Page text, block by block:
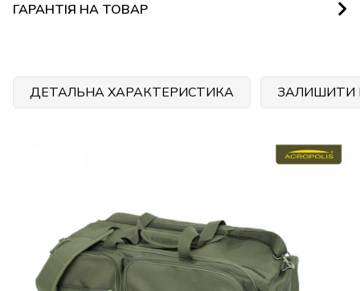
ГАРАНТІЯ НА ТОВАР
ДЕТАЛЬНА ХАРАКТЕРИСТИКА ЗАЛИШИТИ